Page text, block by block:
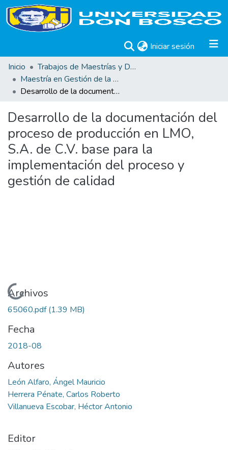
Iniciar sesión (current)
Inicio
Trabajos de Maestrías y Doctorados
Maestría en Gestión de la Calidad
Desarrollo de la documentación del proceso de producción en LMO, S.A. de C.V. base para la implementación del proceso y gestión de calidad
Desarrollo de la documentación del
proceso de producción en LMO,
S.A. de C.V. base para la
implementación del proceso y
gestión de calidad
Cargando...
Archivos
65060.pdf(1.39 MB)
Fecha
2018-08
Autores
León Alfaro, Ángel Mauricio
Herrera Pénate, Carlos Roberto
Villanueva Escobar, Héctor Antonio
Editor